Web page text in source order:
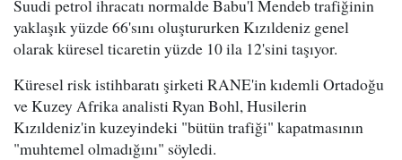
Suudi petrol ihracatı normalde Babu'l Mendeb trafiğinin
yaklaşık yüzde 66'sını oluştururken Kızıldeniz genel
olarak küresel ticaretin yüzde 10 ila 12'sini taşıyor.
Küresel risk istihbaratı şirketi RANE'in kıdemli Ortadoğu
ve Kuzey Afrika analisti Ryan Bohl, Husilerin
Kızıldeniz'in kuzeyindeki "bütün trafiği" kapatmasının
"muhtemel olmadığını" söyledi.